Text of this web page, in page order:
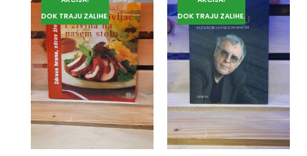
DOK TRAJU ZALIHE.
DOK TRAJU ZALIHE.